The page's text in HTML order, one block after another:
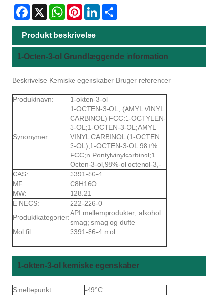
Facebook
X WhatsAppPinterestLinkedIn
Produkt beskrivelse
1-Octen-3-ol Grundlæggende information
Beskrivelse Kemiske egenskaber Bruger referencer
Produktnavn: 1-okten-3-ol
Synonymer:
1-OCTEN-3-OL, (AMYL VINYL
CARBINOL) FCC;1-OCTYLEN-
3-OL;1-OCTEN-3-OL;AMYL
VINYL CARBINOL (1-OCTEN
3-OL);1-OCTEN-3-OL 98+%
FCC;n-Pentylvinylcarbinol;1-
Octen-3-ol,98%-ol;octenol-3,-
CAS:
3391-86-4
MF:
C8H16O
MW:
128.21
EINECS:
222-226-0
Produktkategorier:
API mellemprodukter; alkohol
smag; smag og dufte
Mol fil:
3391-86-4.mol
1-okten-3-ol kemiske egenskaber
Smeltepunkt
-49°C